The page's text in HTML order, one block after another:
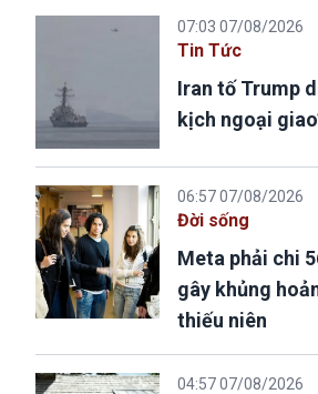
07:03 07/08/2026
Tin Tức
Iran tố Trump
kịch ngoại
06:57 07/08/2026
Đời sống
Meta phải chi
gây khủng
thiếu niên
04:57 07/08/2026